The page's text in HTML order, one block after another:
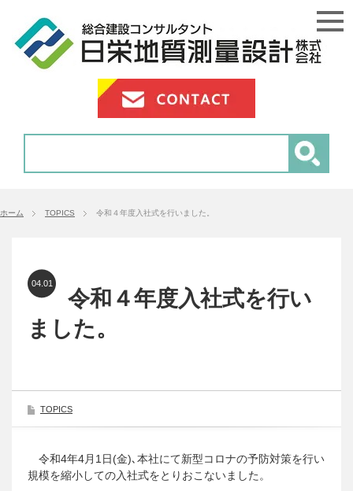
ホーム TOPICS 令和４年度入社式を行いました。
04.01
令和４年度入社式を行い
ました。
TOPICS
令和4年4月1日(金)､本社にて新型コロナの予防対策を行い
規模を縮小しての入社式をとりおこないました。